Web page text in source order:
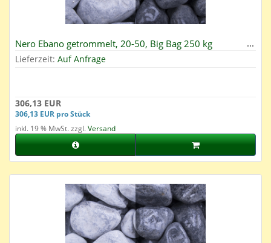
Nero Ebano getrommelt, 20-50, Big Bag 250 kg
Lieferzeit: Auf Anfrage
306,13 EUR
306,13 EUR pro Stück
inkl. 19 % MwSt. zzgl.Versand